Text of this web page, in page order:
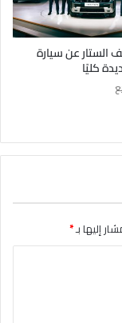
الستار عن سيارة
كليًا
إليها بـ*